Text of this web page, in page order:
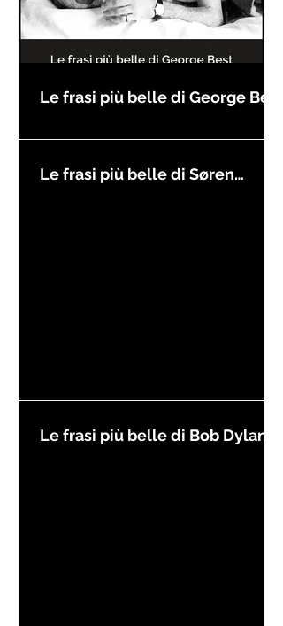
Le frasi più belle di George Best
Le frasi più belle di Søren
Le frasi più belle di Bob Dylan